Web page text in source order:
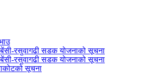
रसुवागढी सडक योजनाको सूचना
रसुवागढी सडक योजनाको सूचना
सूचना